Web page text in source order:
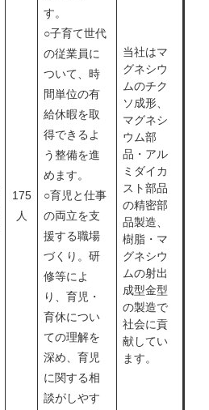
175
人
す。
○子育て世代
の従業員に
ついて、時
間単位の有
給休暇を取
得できるよ
う整備を進
めます。
○育児と仕事
の両立を支
援する職場
づくり。研
修等によ
り、育児・
育休につい
ての理解を
深め、育児
に関する相
談がしやす
当社はマ
グネシウ
ムのチク
ソ成形、
マグネシ
ウム部
品・アル
ミダイカ
スト部品
の精密部
品製造、
樹脂・マ
グネシウ
ムの射出
成型金型
の製造で
社会に貢
献してい
ます。